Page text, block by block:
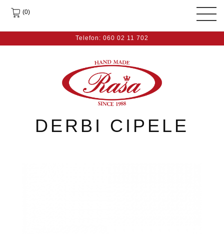
Telefon: 060 02 11 702
(0)
DERBI CIPELE